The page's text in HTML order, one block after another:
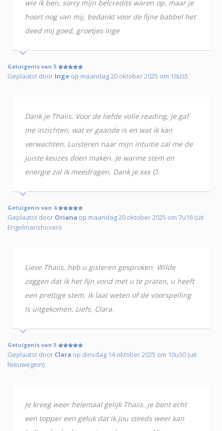
wie ik ben, sorry mijn belcredits waren op, maar je
hoort nog van mij, bedankt voor de fijne babbel het
deed mij goed, groetjes Inge
Getuigenis van 5
Geplaatst door Inge op maandag 20 oktober 2025 om 10u55
Dank je Thaiis. Voor de liefde volle reading, je gaf
me inzichten, wat er gaande is en wat ik kan
verwachten. Luisteren naar mijn intuitie zal me de
juiste keuzes doen maken. Je warme stem en
energie zal ik meedragen. Dank je xxx O.
Getuigenis van 4
Geplaatst door Oriana op maandag 20 oktober 2025 om 7u16 (uit
Engelmanshoven)
Lieve Thaiis, heb u gisteren gesproken. Wilde
zeggen dat ik het fijn vond met u te praten, u heeft
een prettige stem. Ik laat weten of de voorspelling
Is uitgekomen. Liefs, Clara.
Getuigenis van 5
Geplaatst door Clara op dinsdag 14 oktober 2025 om 10u30 (uit
Nieuwegein)
Je kreeg weer helemaal gelijk Thaiis. je bent echt
een topper een geluk dat ik jou steeds weer kan